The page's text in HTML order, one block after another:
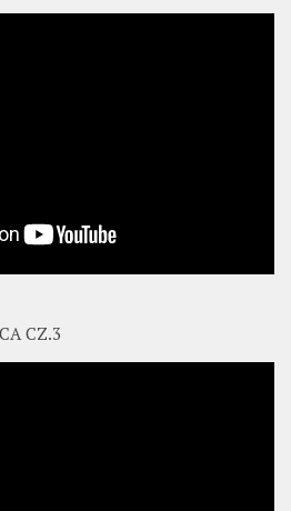
CZ.3